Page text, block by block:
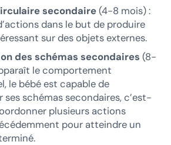
secondaire(4-8 mois) :
dans le but de produire
sur des objets externes.
des schémas secondaires (8-
le comportement
le bébé est capable de
schémas secondaires, c’est-
plusieurs actions
pour atteindre un